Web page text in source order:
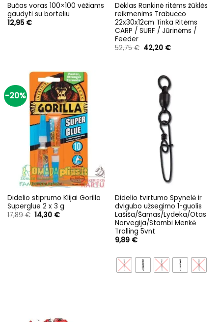
Bučas voras 100×100 vėžiams
gaudyti su borteliu
12,95 €
Dėklas Rankinė ritėms žūklės
reikmenims Trabucco
22x30x12cm Tinka Ritėms
CARP / SURF / Jūrinėms /
Feeder
52,75€ Original
price
42,20 €Current
-20%
Didelio stiprumo Klijai Gorilla
Superglue 2 x 3 g
17,89€ Original
price
14,30 €Current
Didelio tvirtumo Spynelė ir
dvigubo užsegimo 1-guolis
Lašiša/Šamas/Lydeka/Otas
Norvegija/Stambi Menkė
Trolling 5vnt
9,89 €